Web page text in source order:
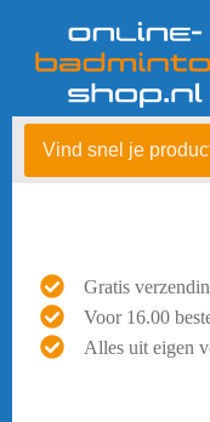
Gratis
Voor 16.00
Alles uit eigen